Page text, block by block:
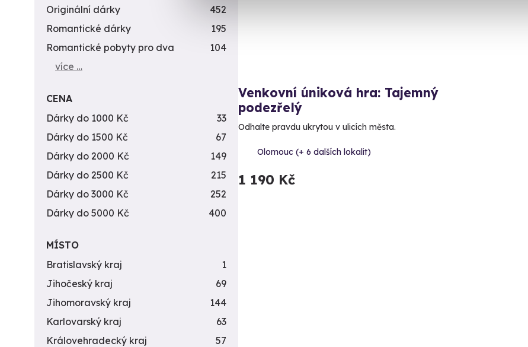
Venkovní úniková hra: Tajemný
podezřelý
Odhalte pravdu ukrytou v ulicích města.
Olomouc (+ 6 dalších lokalit)
1 190 Kč
Originální dárky
452
Romantické dárky
195
Romantické pobyty pro dva
104
více …
CENA
Dárky do 1000 Kč
33
Dárky do 1500 Kč
67
Dárky do 2000 Kč
149
Dárky do 2500 Kč
215
Dárky do 3000 Kč
252
Dárky do 5000 Kč
400
MÍSTO
Bratislavský kraj
1
Jihočeský kraj
69
Jihomoravský kraj
144
Karlovarský kraj
63
Královehradecký kraj
57